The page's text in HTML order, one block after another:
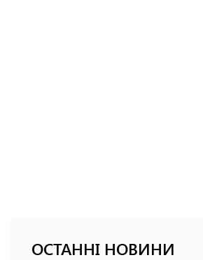
ОСТАННІ НОВИНИ